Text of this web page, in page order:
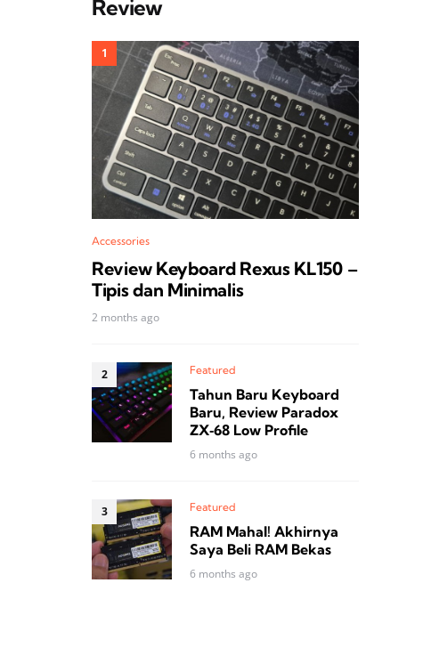
Review
Accessories
Review Keyboard Rexus KL150 –
Tipis dan Minimalis
2 months ago
Featured
Tahun Baru Keyboard
Baru, Review Paradox
ZX‑68 Low Profile
6 months ago
Featured
RAM Mahal! Akhirnya
Saya Beli RAM Bekas
6 months ago